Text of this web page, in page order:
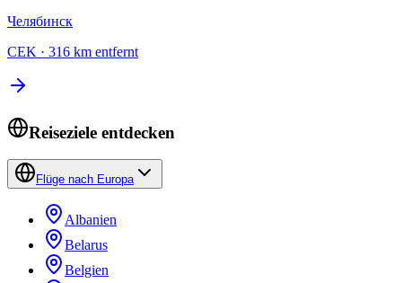
Челябинск
CEK · 316 km entfernt
Reiseziele entdecken
Flüge nach Europa
Albanien
Belarus
Belgien